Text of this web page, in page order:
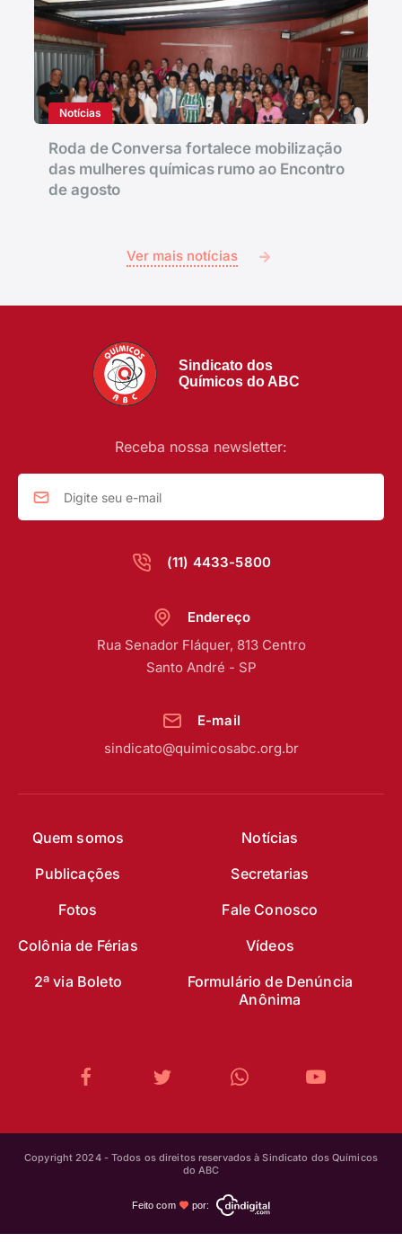
Notícias
Roda de Conversa fortalece mobilização
das mulheres químicas rumo ao Encontro
de agosto
Ver mais notícias
Sindicato dos
Químicos do ABC
(11) 4433-5800
Receba nossa newsletter:
Quem somos
Notícias
Publicações
Secretarias
Fotos
Fale Conosco
Colônia de Férias
Vídeos
2ª via Boleto
Formulário de Denúncia
Anônima
Endereço
Rua Senador Fláquer, 813 Centro
Santo André - SP
E-mail
sindicato@quimicosabc.org.br
Copyright 2024 - Todos os direitos reservados à Sindicato dos Químicos
do ABC
Feito com por: